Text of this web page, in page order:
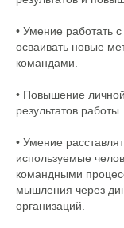
• Умение работать с
осваивать новые
командами.
• Повышение
результатов работы.
• Умение
используемые
командными
мышления через
организаций.